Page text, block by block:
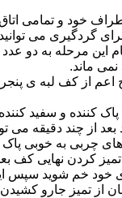
خود و تمامی
گردگیری می
این مرحله به
ماند.
از کف لبه ی
کننده و سفید
از چند دقیقه می
چربی به خوبی
کردن نهایی کف
خم شوید سپس این
تمیز جارو کشیدن